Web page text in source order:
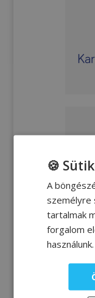
🍪
A
személyre
tartalmak
forgalom
használunk.